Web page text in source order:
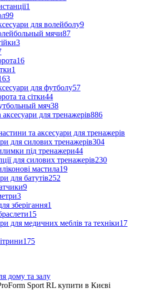
1
99
для волейболу9
мячи87
3
16
1
для футболу57
та сітки44
мяч38
для тренажерів886
та аксесуари для тренажерів
для силових тренажерів304
під тренажери44
для силових тренажерів230
мастила19
для батутів252
9
3
зберігання1
15
для медичних меблів та техніки17
175
дому та залу
Sport RL купити в Києві